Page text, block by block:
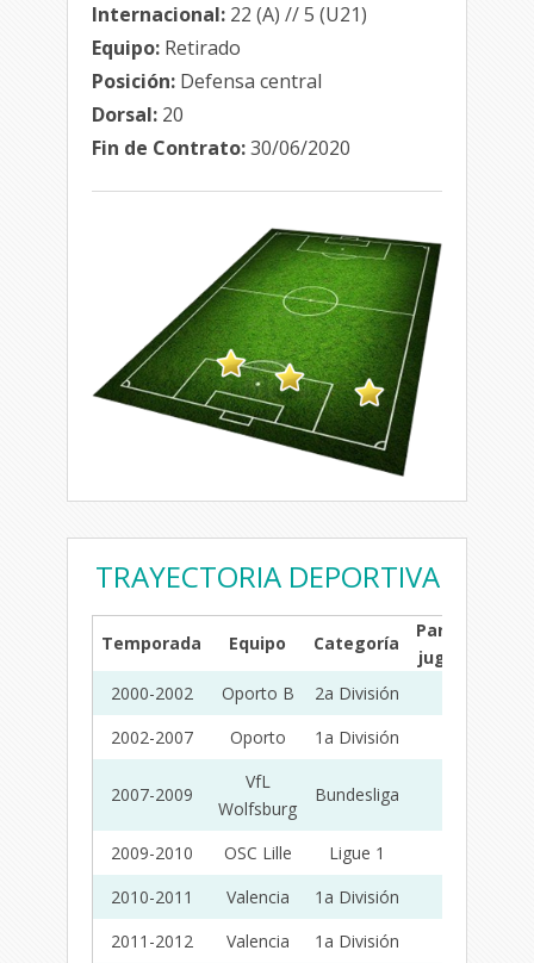
Internacional: 22 (A) // 5 (U21)
Equipo: Retirado
Posición: Defensa central
Dorsal: 20
Fin de Contrato:30/06/2020
TRAYECTORIA DEPORTIVA
Temporada Equipo Categoría
Partidos
jugados
2000-2002
Oporto B 2a División
2002-2007
Oporto 1a División
2007-2009
VfL
Wolfsburg
Bundesliga
2009-2010 OSC Lille Ligue 1
2010-2011
Valencia 1a División
2011-2012
Valencia 1a División